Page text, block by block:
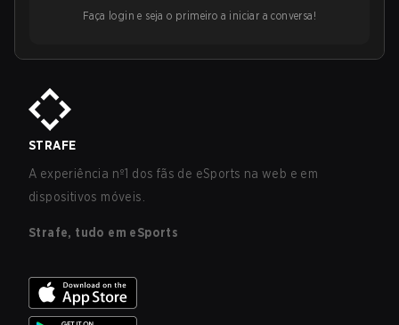
Faça login e seja o primeiro a iniciar a conversa!
STRAFE
A experiência nº1 dos fãs de eSports na web e em
dispositivos móveis.
Strafe, tudo em eSports